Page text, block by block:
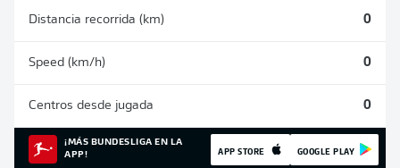
Distancia recorrida (km) 0
Speed (km/h) 0
Centros desde jugada 0
¡MÁS BUNDESLIGA EN LA
APP!
APP STORE GOOGLE PLAY